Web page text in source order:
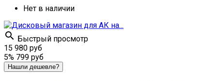
Нет в наличии
 Быстрый просмотр
15 980 руб
5% 799 руб
Нашли дешевле?